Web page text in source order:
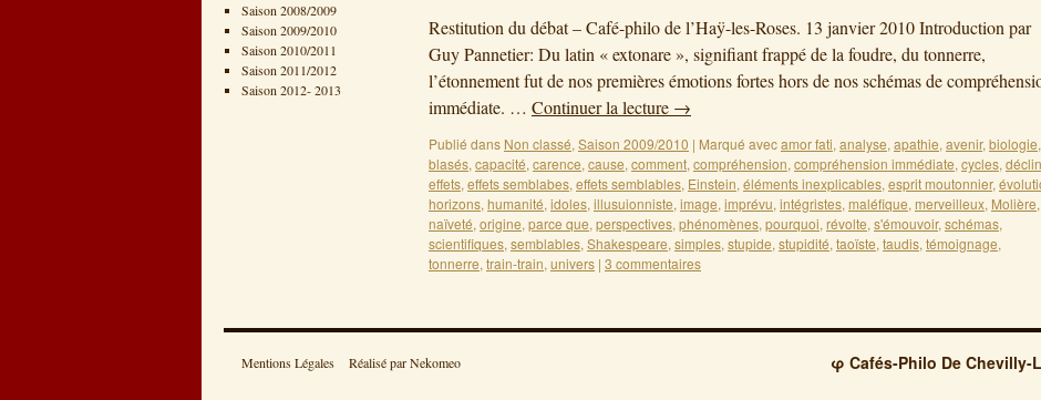
Saison 2008/2009
Saison 2009/2010
Saison 2010/2011
Saison 2011/2012
Saison 2012- 2013
Restitution du débat – Café-philo de l’Haÿ-les-Roses. 13 janvier 2010 Introduction par
Guy Pannetier: Du latin « extonare », signifiant frappé de la foudre, du tonnerre,
l’étonnement fut de nos premières émotions fortes hors de nos schémas de
immédiate. … Continuer la lecture →
Publié dans Non classé, Saison 2009/2010 | Marqué avecamor fati, analyse, apathie, avenir, biologie,
blasés, capacité, carence, cause, comment, compréhension, compréhension immédiate, cycles, déclin
effets, effets semblabes, effets semblables, Einstein, éléments inexplicables, esprit moutonnier,
horizons, humanité, idoles, illusuionniste, image, imprévu, intégristes, maléfique, merveilleux, Molière,
naïveté, origine, parce que, perspectives, phénomènes, pourquoi, révolte, s'émouvoir, schémas,
scientifiques, semblables, Shakespeare, simples, stupide, stupidité, taoïste, taudis, témoignage,
tonnerre, train-train, univers | 3 commentaires
Mentions Légales Réalisé par Nekomeo φ Cafés-Philo De Chevilly-